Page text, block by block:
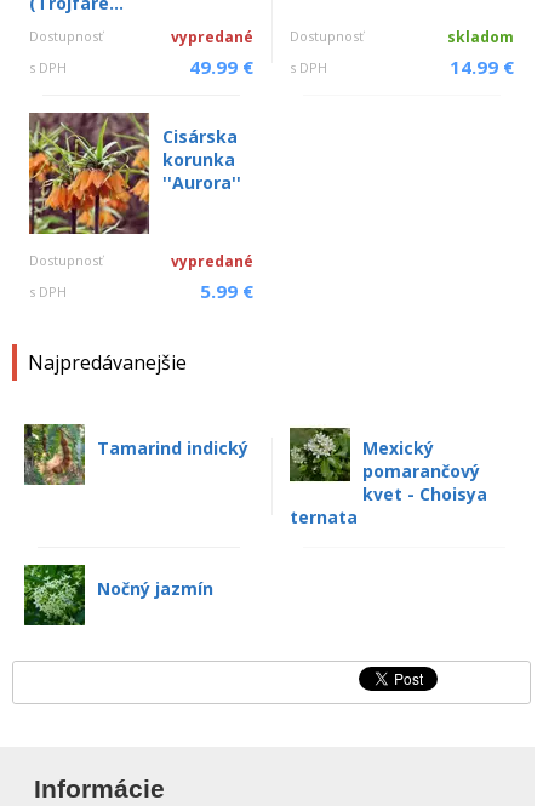
Dostupnosť vypredané
s DPH 49.99 €
Dostupnosť skladom
s DPH 14.99 €
Cisárska
korunka
''Aurora''
Dostupnosť vypredané
s DPH 5.99 €
Najpredávanejšie
Tamarind indický
Mexický
pomarančový
kvet - Choisya
ternata
Nočný jazmín
Informácie